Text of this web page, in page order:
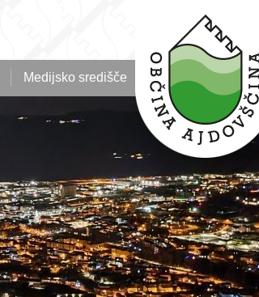
Medijsko središče